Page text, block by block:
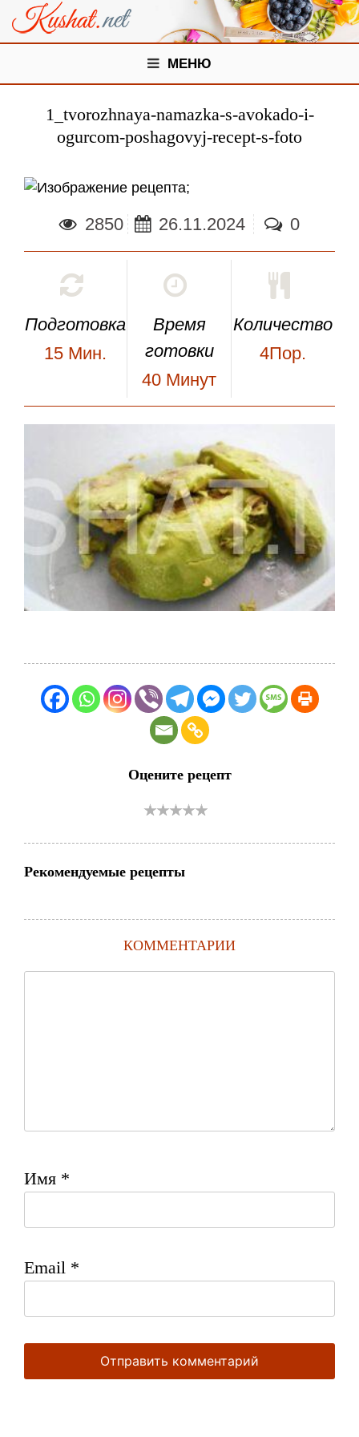
МЕНЮ
1_tvorozhnaya-namazka-s-avokado-i-
ogurcom-poshagovyj-recept-s-foto
;
2850 26.11.2024 0
Подготовка
15 Мин.
Время
готовки
40 Минут
Количество
4Пор.
Оцените рецепт
Рекомендуемые рецепты
КОММЕНТАРИИ
Имя *
Email *